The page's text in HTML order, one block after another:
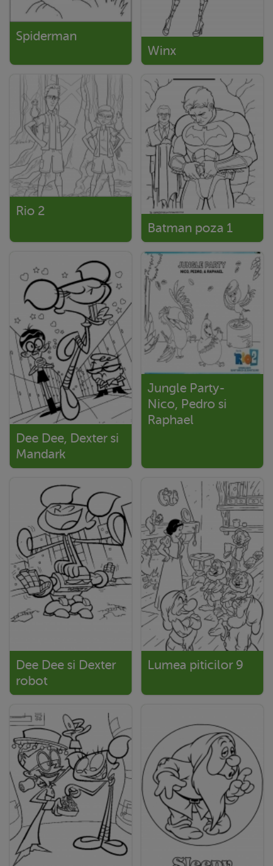
Spiderman
Winx
Rio 2
Batman poza 1
Dee Dee, Dexter si
Mandark
Jungle Party-
Nico, Pedro si
Raphael
Dee Dee si Dexter
robot
Lumea piticilor 9